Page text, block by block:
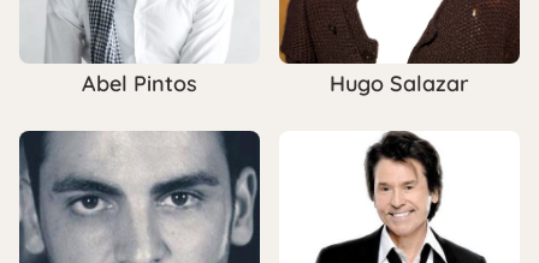
Abel Pintos Hugo Salazar